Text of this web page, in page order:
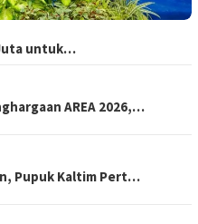
untuk…
AREA 2026,…
Pupuk Kaltim Pert…